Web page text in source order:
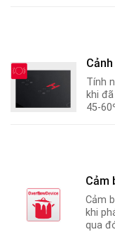
Tính
khi
45-
Cảm
Cảm
khi
qua